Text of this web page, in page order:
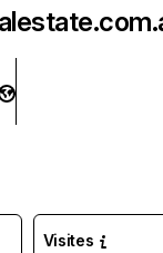
Visites